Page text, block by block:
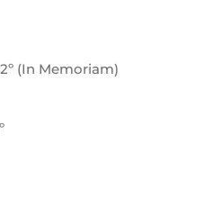
(In Memoriam)